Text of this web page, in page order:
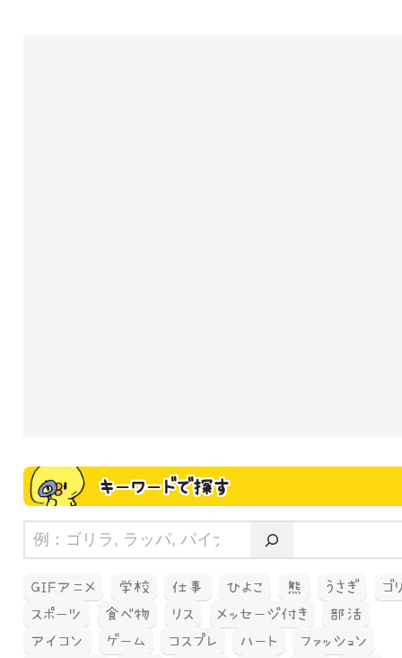
キーワードで探す
GIFアニメ 学校 仕事 ひよこ 熊 うさぎ
ゴ
スポーツ
食べ物 リス メッセージ付き
部活
アイコン
ゲーム コスプレ ハート
ファッション